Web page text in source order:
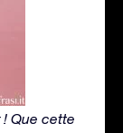
! Que cette